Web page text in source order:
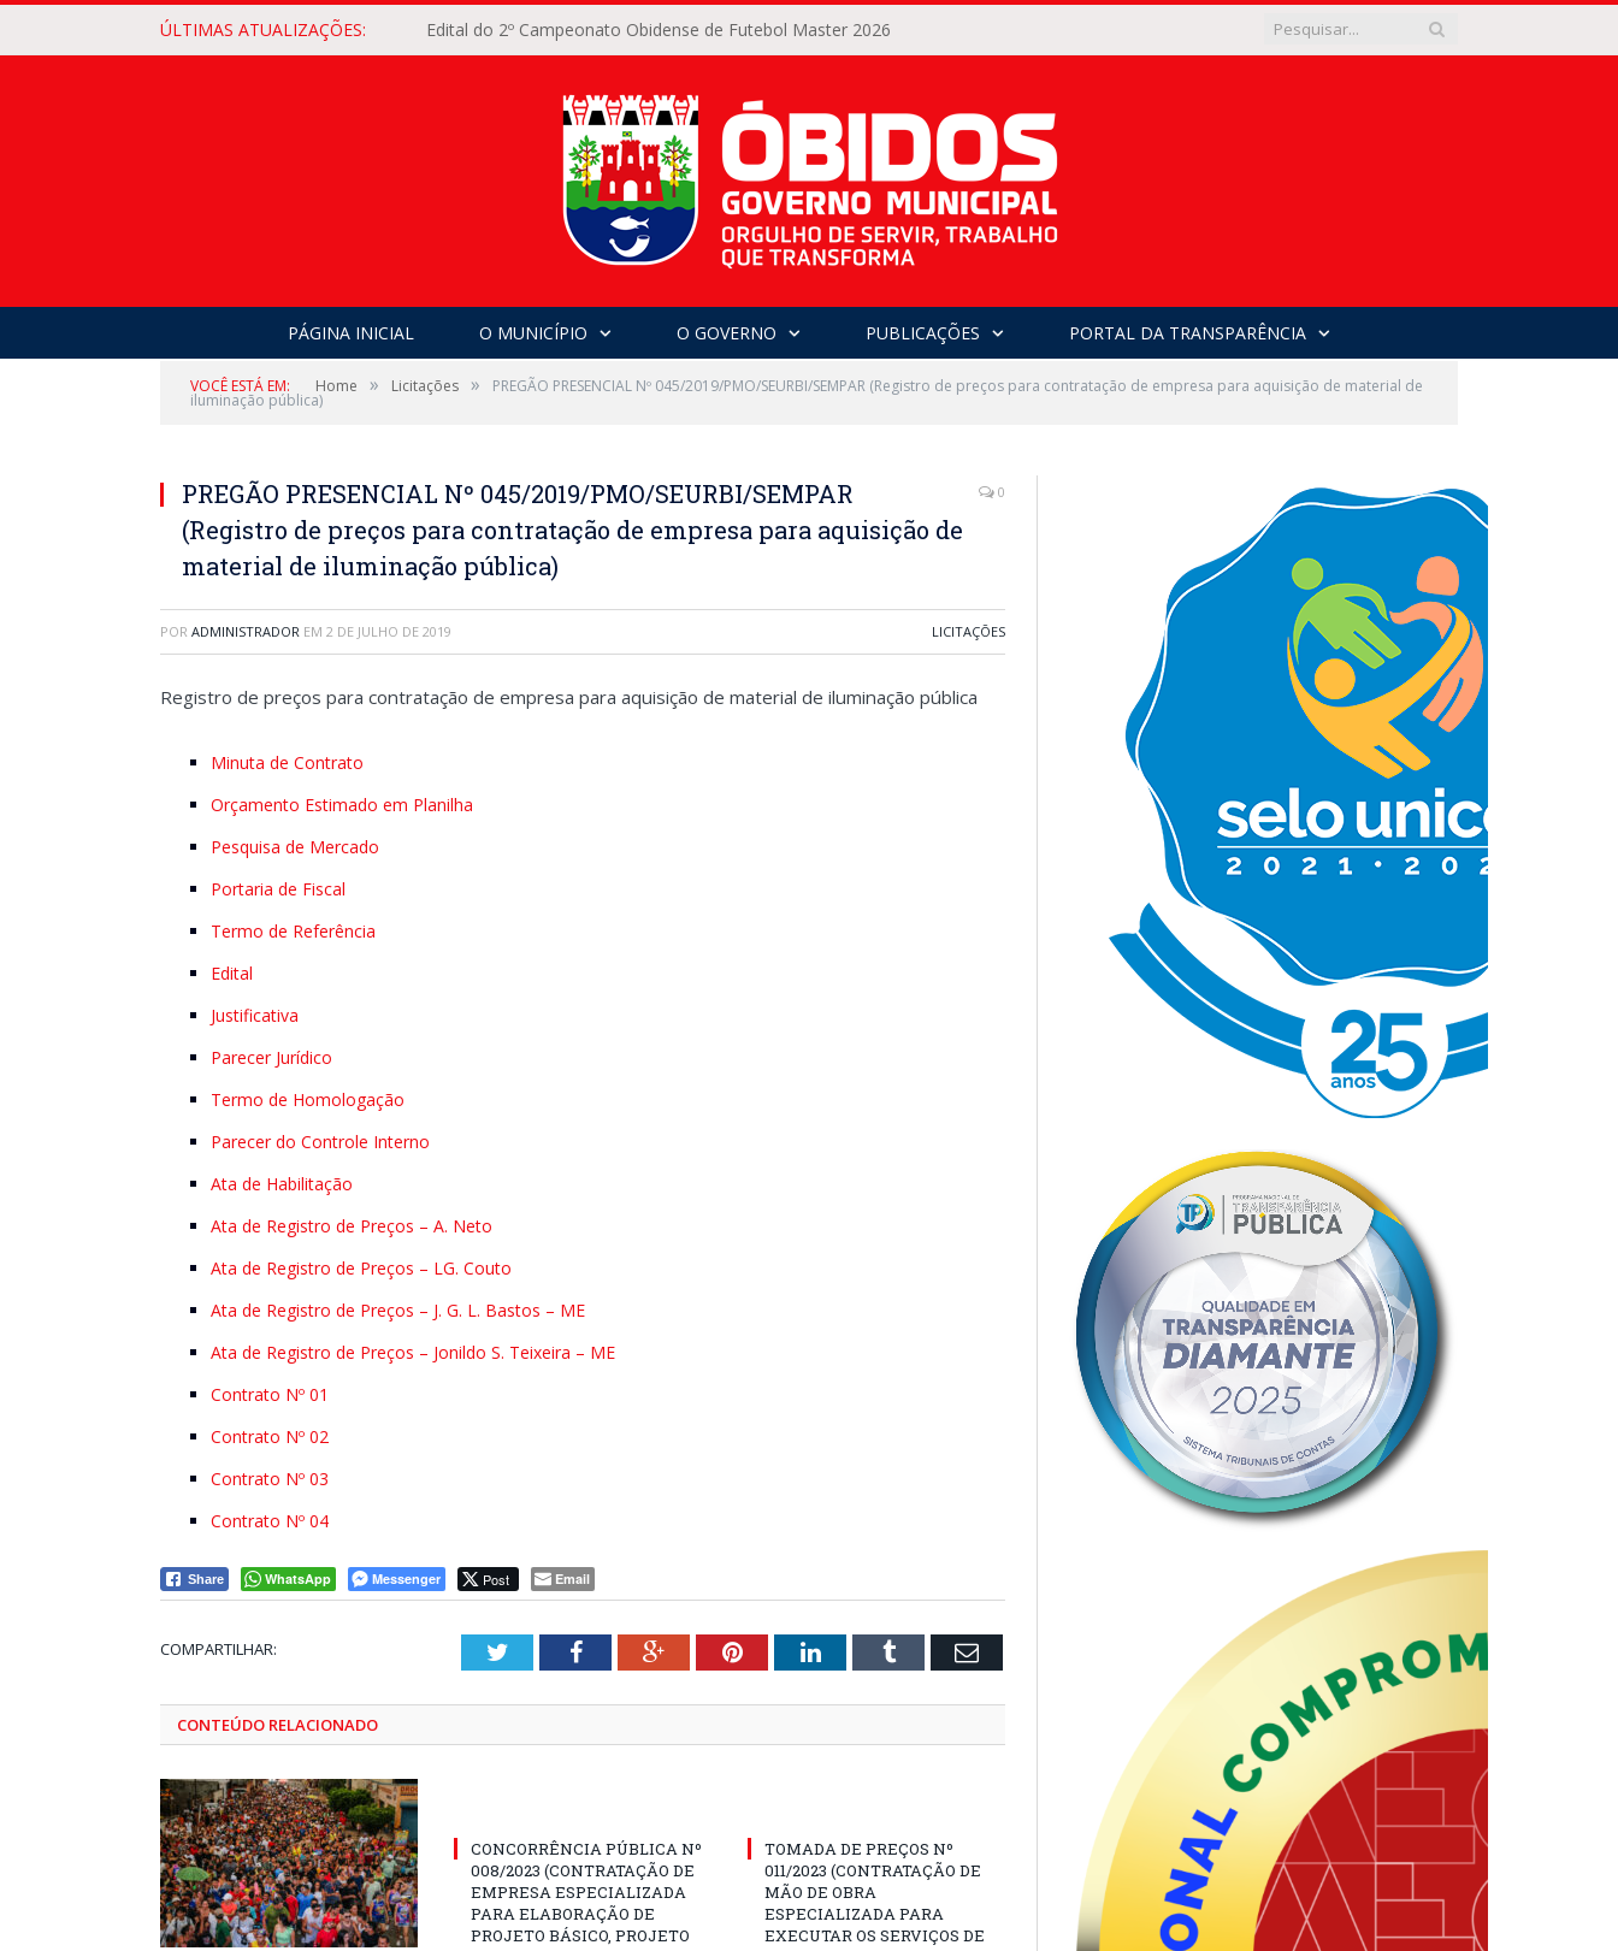
ÚLTIMAS ATUALIZAÇÕES: Edital do 2º Campeonato Obidense de Futebol Master 2026
PÁGINA INICIAL O MUNICÍPIO O GOVERNO PUBLICAÇÕES PORTAL DA TRANSPARÊNCIA
VOCÊ ESTÁ EM: Home » Licitações » PREGÃO PRESENCIAL Nº 045/2019/PMO/SEURBI/SEMPAR (Registro de preços para contratação de empresa para aquisição de material de
iluminação pública)
PREGÃO PRESENCIAL Nº 045/2019/PMO/SEURBI/SEMPAR
(Registro de preços para contratação de empresa para aquisição de
material de iluminação pública)
0
POR ADMINISTRADOR EM 2 DE JULHO DE 2019 LICITAÇÕES
Registro de preços para contratação de empresa para aquisição de material de iluminação pública
Minuta de Contrato
Orçamento Estimado em Planilha
Pesquisa de Mercado
Portaria de Fiscal
Termo de Referência
Edital
Justificativa
Parecer Jurídico
Termo de Homologação
Parecer do Controle Interno
Ata de Habilitação
Ata de Registro de Preços – A. Neto
Ata de Registro de Preços – LG. Couto
Ata de Registro de Preços – J. G. L. Bastos – ME
Ata de Registro de Preços – Jonildo S. Teixeira – ME
Contrato Nº 01
Contrato Nº 02
Contrato Nº 03
Contrato Nº 04
Share WhatsApp Messenger Post Email
COMPARTILHAR: TwitterFacebookGoogle+PinterestLinkedInTumblr Email
CONTEÚDO RELACIONADO
CONCORRÊNCIA PÚBLICA Nº
008/2023 (CONTRATAÇÃO DE
EMPRESA ESPECIALIZADA
PARA ELABORAÇÃO DE
PROJETO BÁSICO, PROJETO
TOMADA DE PREÇOS Nº
011/2023 (CONTRATAÇÃO DE
MÃO DE OBRA
ESPECIALIZADA PARA
EXECUTAR OS SERVIÇOS DE